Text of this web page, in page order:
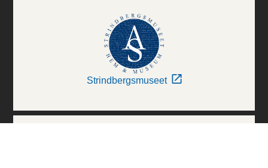
Strindbergsmuseet